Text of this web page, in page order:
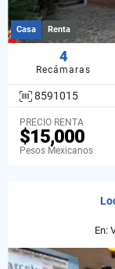
Casa Renta
4
Recámaras
8591015
PRECIO RENTA
$15,000
Pesos Mexicanos
En: